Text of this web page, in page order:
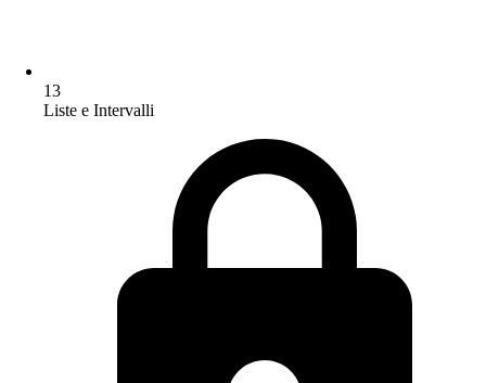
13
Liste e Intervalli